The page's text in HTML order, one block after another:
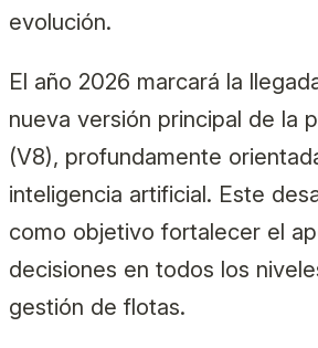
evolución.
El año 2026 marcará la
nueva versión principal de la
(V8), profundamente
inteligencia artificial. Este
como objetivo fortalecer el
decisiones en todos los
gestión de flotas.